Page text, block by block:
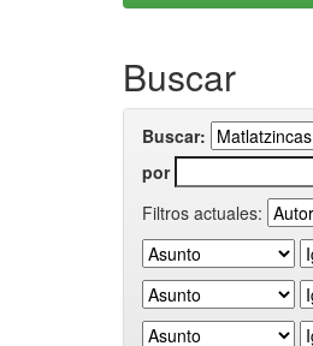
Buscar
Buscar:
por
Filtros actuales: